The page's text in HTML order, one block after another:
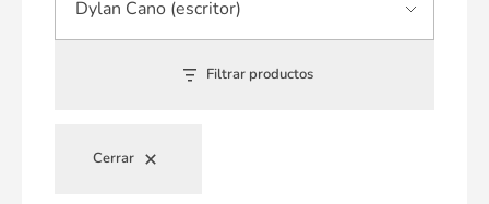
Filtrar productos
Cerrar